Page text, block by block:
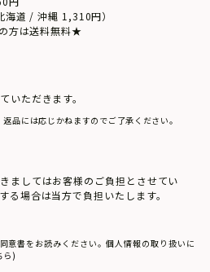
海道 / 沖縄 1,310円）
方は送料無料★
いただきます。
品には応じかねますのでご了承ください。
ましてはお客様のご負担とさせてい
る場合は当方で負担いたします。
意書をお読みください。個人情報の取り扱いに
ら)